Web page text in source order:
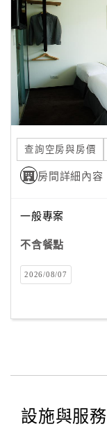
伴
計
劃
商
品
傳查詢空房與房價
房間詳細內容
一般專案
不含餐點
2026/08/07
設施與服務